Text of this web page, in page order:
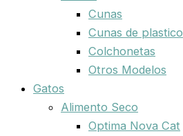
Cunas
Cunas de plastico
Colchonetas
Otros Modelos
Gatos
Alimento Seco
Optima Nova Cat